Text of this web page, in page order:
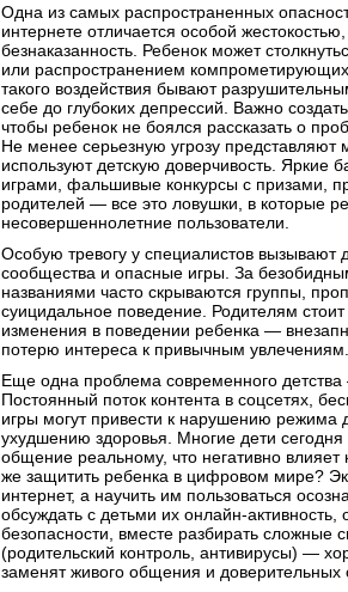
Одна из самых распространенных
интернете отличается особой
безнаказанность. Ребенок может
или распространением
такого воздействия бывают
себе до глубоких депрессий. Важно
чтобы ребенок не боялся рассказать о
Не менее серьезную угрозу представляют
используют детскую доверчивость. Яркие
играми, фальшивые конкурсы с призами,
родителей — все это ловушки, в которые
несовершеннолетние пользователи.
Особую тревогу у специалистов вызывают
сообщества и опасные игры. За
названиями часто скрываются группы,
суицидальное поведение. Родителям
изменения в поведении ребенка —
потерю интереса к привычным увлечениям.
Еще одна проблема современного детства
Постоянный поток контента в соцсетях,
игры могут привести к нарушению режима
ухудшению здоровья. Многие дети
общение реальному, что негативно
же защитить ребенка в цифровом мире?
интернет, а научить им пользоваться
обсуждать с детьми их онлайн-активность,
безопасности, вместе разбирать сложные
(родительский контроль, антивирусы) —
заменят живого общения и доверительных